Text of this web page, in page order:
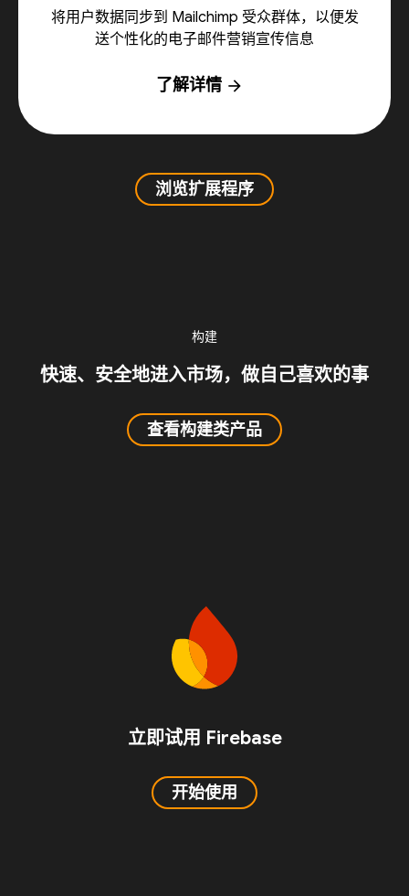
将用户数据同步到 Mailchimp 受众群体，以便发
送个性化的电子邮件营销宣传信息
了解详情 arrow_forward
浏览扩展程序
构建
快速、安全地进入市场，做自己喜欢的事
查看构建类产品
立即试用 Firebase
开始使用